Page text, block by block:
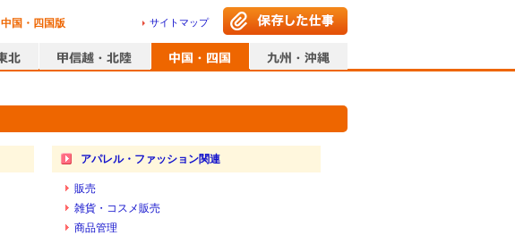
中国・四国版 サイトマップ
アパレル・ファッション関連
販売
雑貨・コスメ販売
商品管理